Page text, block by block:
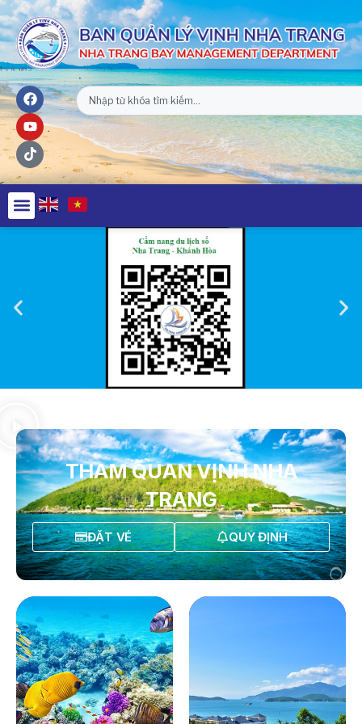
THAM QUAN VỊNH NHA
TRANG
ĐẶT VÉ QUY ĐỊNH